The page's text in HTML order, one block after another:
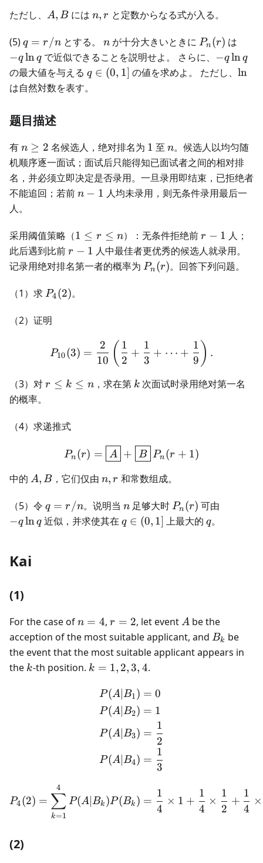
ただし、
A,
A, B にはn,
n, r と定数からなる式が入る。
(5)q
=
r
/
n
q = r /nとする。 n
nが十分大きいときに P_n(r)
Pn (r) は
\ln
q
−q lnqで近似できることを説明せよ。 さらに、 -q
\ln
−q lnq
の最大値を与える q
q ∈ (0, 1] の値を求めよ。 ただし、 \ln
ln
は自然対数を表す。
题目描述
有n\ge2
n ≥ 2 名候选人，绝对排名为 1
1 至 n
n。候选人以均匀随
机顺序逐一面试；面试后只能得知已面试者之间的相对排
名，并必须立即决定是否录用。一旦录用即结束，已拒绝者
不能追回；若前n-
n − 1 人均未录用，则无条件录用最后一
人。
采用阈值策略（1\le
r\le
n
1 ≤ r ≤ n）：无条件拒绝前r-
1
r − 1 人；
此后遇到比前r-
1
r − 1 人中最佳者更优秀的候选人就录用。
记录用绝对排名第一者的概率为 P_n(r)
Pn (r)。回答下列问题。
（1）求 P_4(2)
P4(2)。
（2）证明
P_{10}(3)=\frac2{10}
P10(3) =
10
2 ( 2
1
+
3
1
+ ⋯ +
9
1 ) .
（3）对r\le
r ≤ k ≤ n，求在第 k
k 次面试时录用绝对第一名
的概率。
（4）求递推式
P_n(r)=\boxed
Pn (r) = A + B Pn (r + 1)
中的 A,B
A, B ，它们仅由n,r
n, r 和常数组成。
（5）令 q=r/n
q = r /n。说明当 n
n足够大时 P_n(r)
Pn (r) 可由
−q lnq近似，并求使其在 q\in(0,1]
q ∈ (0, 1] 上最大的q
q。
Kai
(1)
For the case ofn
=
4
n = 4, r
=
2
r = 2, let eventA
A be the
acception of the most suitable applicant, and B_k
Bk be
the event that the most suitable applicant appears in
the k
k-th position. k
k = 1, 2, 3, 4.
\begin{aligned}
P(A∣ B1)
P(A∣ B2)
P(A∣ B3)
P(A∣ B4)
= 0
= 1
=
2
1
=
3
1
P_4(2) =
P4(2) =
k=1
∑
4
P(A ∣Bk )P (Bk ) =
4
1
× 1 +
4
1
×
2
1
+
4
1
×
(2)